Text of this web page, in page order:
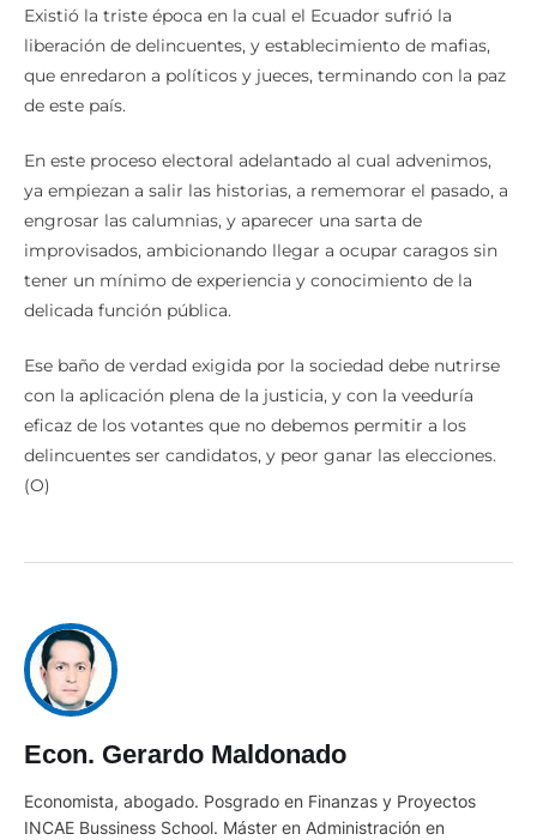
Existió la triste época en la cual el Ecuador sufrió la
liberación de delincuentes, y establecimiento de mafias,
que enredaron a políticos y jueces, terminando con la paz
de este país.
En este proceso electoral adelantado al cual advenimos,
ya empiezan a salir las historias, a rememorar el pasado, a
engrosar las calumnias, y aparecer una sarta de
improvisados, ambicionando llegar a ocupar caragos sin
tener un mínimo de experiencia y conocimiento de la
delicada función pública.
Ese baño de verdad exigida por la sociedad debe nutrirse
con la aplicación plena de la justicia, y con la veeduría
eficaz de los votantes que no debemos permitir a los
delincuentes ser candidatos, y peor ganar las elecciones.
(O)
Econ. Gerardo Maldonado
Economista, abogado. Posgrado en Finanzas y Proyectos
INCAE Bussiness School. Máster en Administración en